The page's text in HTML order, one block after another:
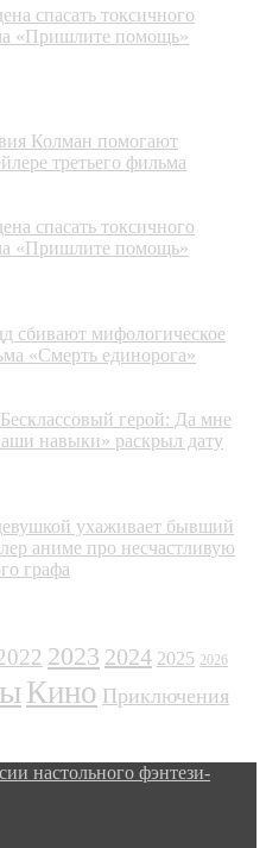
спасать токсичного
«Пришлите помощь»
Колман помогают
третьего фильма
спасать токсичного
«Пришлите помощь»
сбивают мифологическое
«Смерть единорога»
герой: Да мне
навыки» раскрыл дату
ухаживает бывший
аниме про несчастливую
графа
2023 2024 2025 2026
Кино Приключения
настольного фэнтези-